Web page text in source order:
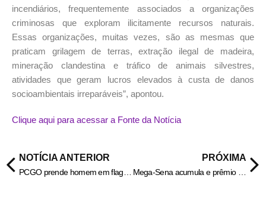
incendiários, frequentemente associados a organizações
criminosas que exploram ilicitamente recursos naturais.
Essas organizações, muitas vezes, são as mesmas que
praticam grilagem de terras, extração ilegal de madeira,
mineração clandestina e tráfico de animais silvestres,
atividades que geram lucros elevados à custa de danos
socioambientais irreparáveis”, apontou.
Clique aqui para acessar a Fonte da Notícia
NOTÍCIA ANTERIOR PRÓXIMA